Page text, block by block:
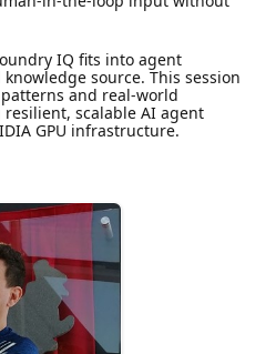
IQ fits into agent
source. This session
and real‑world
scalable AI agent
GPU infrastructure.